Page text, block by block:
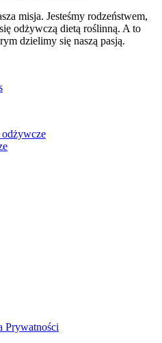
misja. Jesteśmy rodzeństwem,
odżywczą dietą roślinną. A to
dzielimy się naszą pasją.
odżywcze
Prywatności